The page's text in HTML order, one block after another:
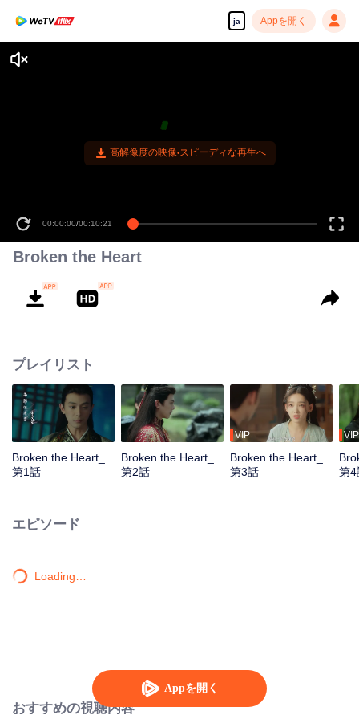
ja Appを開く
Appを開く
高解像度の映像•スピーディな再生へ
00:00:00/00:10:21
Broken the Heart
プレイリスト
Broken the Heart_
第1話
Broken the Heart_
第2話
VIP
Broken the Heart_
第3話
VIP
第4
エピソード
Loading…
おすすめの視聴内容